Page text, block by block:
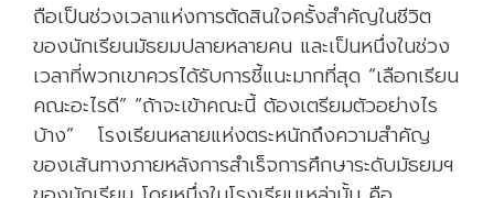
ถือเป็นช่วงเวลาแห่งการตัดสินใจครั้งสำคัญในชีวิต
ของนักเรียนมัธยมปลายหลายคน และเป็นหนึ่งในช่วง
เวลาที่พวกเขาควรได้รับการชี้แนะมากที่สุด “เลือกเรียน
คณะอะไรดี” “ถ้าจะเข้าคณะนี้ ต้องเตรียมตัวอย่างไร
บ้าง” โรงเรียนหลายแห่งตระหนักถึงความสำคัญ
ของเส้นทางภายหลังการสำเร็จการศึกษาระดับมัธยมฯ